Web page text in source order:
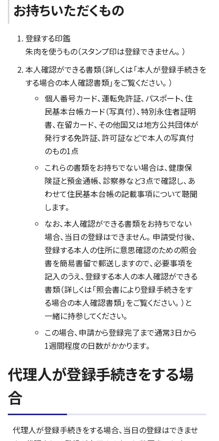
お持ちいただくもの
登録する印鑑
朱肉を使うもの（スタンプ印は登録できません。）
本人確認ができる書類（詳しくは「本人が登録手続きを
する場合の本人確認書類」をご覧ください。）
個人番号カード、運転免許証、パスポート、住
民基本台帳カード（写真付）、特別永住者証明
書、在留カード、その他国又は地方公共団体が
発行する免許証、許可証などで本人の写真付
のもの1点
これらの書類をお持ちでない場合は、健康保
険証と預金通帳、診察券など3点で確認し、あ
わせて住民基本台帳の記載事項について聴聞
します。
なお、本人確認ができる書類をお持ちでない
場合、当日の登録はできません。申請受付後、
登録する本人の住所に意思確認のための照会
書を簡易書留で郵送しますので、必要事項を
記入のうえ、登録する本人の本人確認ができる
書類（詳しくは「照会書により登録手続きをす
る場合の本人確認書類」をご覧ください。）と
一緒に持参してください。
この場合、申請から登録完了まで通常3日から
1週間程度の日数がかかります。
代理人が登録手続きをする場
合
代理人が登録手続きをする場合、当日の登録はできませ